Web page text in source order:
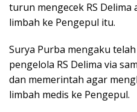
turun mengecek RS
limbah ke Pengepul itu.
Surya Purba mengaku
pengelola RS Delima via
dan memerintah agar
limbah medis ke Pengepul.